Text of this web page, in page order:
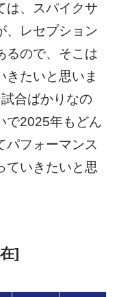
は、スパイクサ
、レセプション
るので、そこは
きたいと思いま
合ばかりなの
で2025年もどん
パフォーマンス
ていきたいと思
]